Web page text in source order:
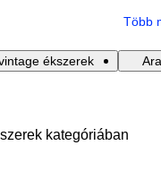
Több
ékszerek
kategóriában